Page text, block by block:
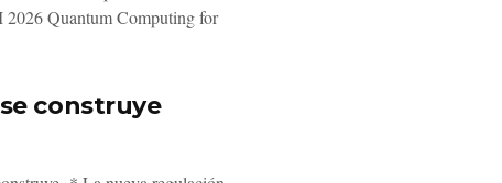
Quantum Computing for
construye